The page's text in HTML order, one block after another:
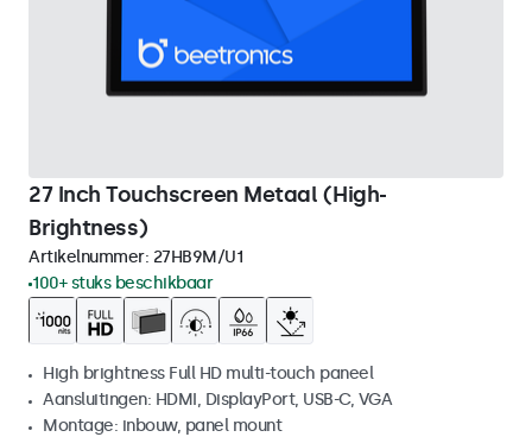
27 Inch Touchscreen Metaal (High-
Brightness)
Artikelnummer: 27HB9M/U1
100+ stuks beschikbaar
High brightness Full HD multi-touch paneel
Aansluitingen: HDMI, DisplayPort, USB-C, VGA
Montage: inbouw, panel mount